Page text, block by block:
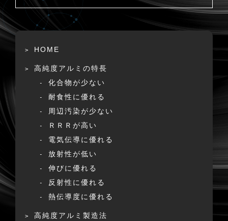
HOME
高純度アルミの特長
化合物が少ない
耐食性に優れる
周辺汚染が少ない
ＲＲＲが高い
電気伝導に優れる
放射性が低い
伸びに優れる
反射性に優れる
熱伝導度に優れる
高純度アルミ製造法